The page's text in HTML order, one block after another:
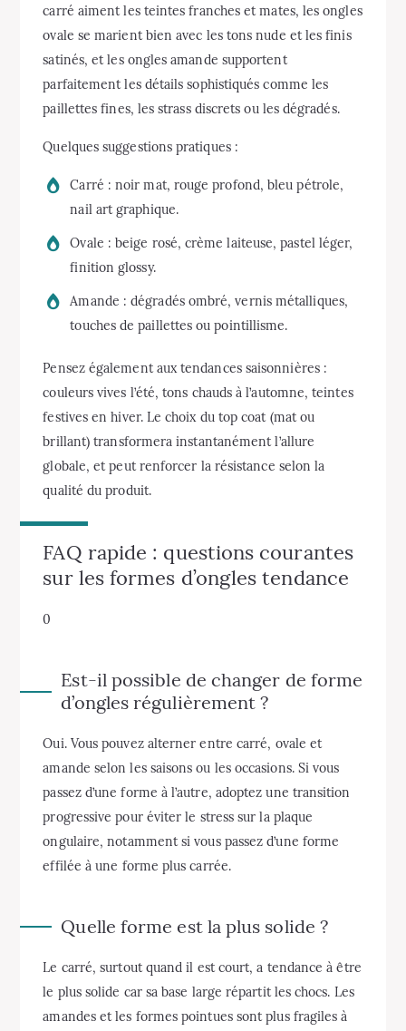
carré aiment les teintes franches et mates, les ongles
ovale se marient bien avec les tons nude et les finis
satinés, et les ongles amande supportent
parfaitement les détails sophistiqués comme les
paillettes fines, les strass discrets ou les dégradés.
Quelques suggestions pratiques :
Carré : noir mat, rouge profond, bleu pétrole,
nail art graphique.
Ovale : beige rosé, crème laiteuse, pastel léger,
finition glossy.
Amande : dégradés ombré, vernis métalliques,
touches de paillettes ou pointillisme.
Pensez également aux tendances saisonnières :
couleurs vives l’été, tons chauds à l’automne, teintes
festives en hiver. Le choix du top coat (mat ou
brillant) transformera instantanément l’allure
globale, et peut renforcer la résistance selon la
qualité du produit.
FAQ rapide : questions courantes
sur les formes d’ongles tendance
0
Est-il possible de changer de forme
d’ongles régulièrement ?
Oui. Vous pouvez alterner entre carré, ovale et
amande selon les saisons ou les occasions. Si vous
passez d’une forme à l’autre, adoptez une transition
progressive pour éviter le stress sur la plaque
ongulaire, notamment si vous passez d’une forme
effilée à une forme plus carrée.
Quelle forme est la plus solide ?
Le carré, surtout quand il est court, a tendance à être
le plus solide car sa base large répartit les chocs. Les
amandes et les formes pointues sont plus fragiles à